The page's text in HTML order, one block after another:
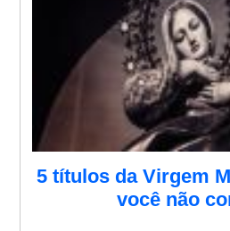
5 títulos da Virgem
você não